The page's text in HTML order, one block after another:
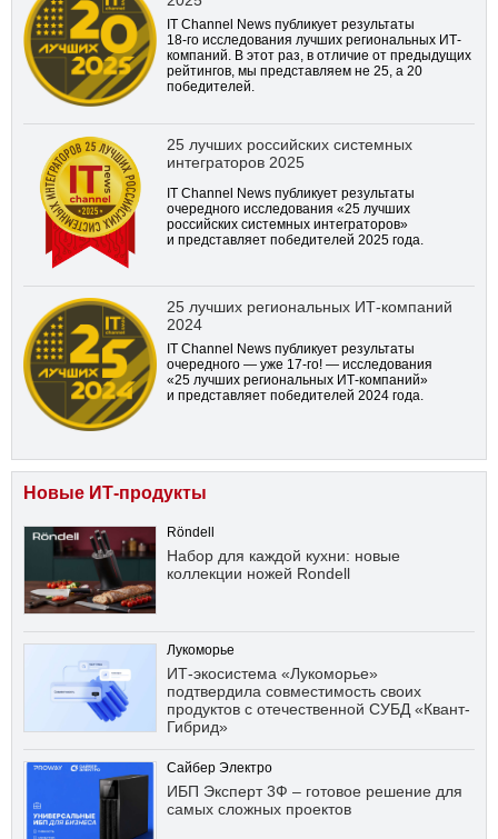
IT Channel News публикует результаты
18-го исследования лучших региональных ИТ-
компаний. В этот раз, в отличие от предыдущих
рейтингов, мы представляем не 25, а 20
победителей.
25 лучших российских системных
интеграторов 2025
IT Channel News публикует результаты
очередного исследования «25 лучших
российских системных интеграторов»
и представляет победителей 2025 года.
25 лучших региональных ИТ-компаний
2024
IT Channel News публикует результаты
очередного — уже 17-го! — исследования
«25 лучших региональных ИТ-компаний»
и представляет победителей 2024 года.
Новые ИТ-продукты
Röndell
Набор для каждой кухни: новые
коллекции ножей Rondell
Лукоморье
ИТ-экосистема «Лукоморье»
подтвердила совместимость своих
продуктов с отечественной СУБД «Квант-
Гибрид»
Сайбер Электро
ИБП Эксперт 3Ф – готовое решение для
самых сложных проектов